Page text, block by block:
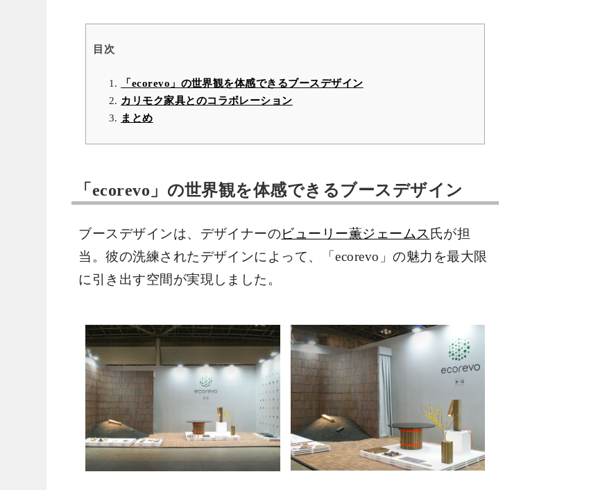
目次
「ecorevo」の世界観を体感できるブースデザイン
カリモク家具とのコラボレーション
まとめ
「ecorevo」の世界観を体感できるブースデザイン
ブースデザインは、デザイナーのビューリー薫ジェームス 氏が担
当。彼の洗練されたデザインによって、「ecorevo」の魅力を最大限
に引き出す空間が実現しました。